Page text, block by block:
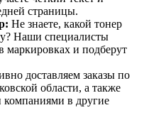
страницы.
Не знаете, какой тонер
Наши специалисты
маркировках и подберут
доставляем заказы по
области, а также
компаниями в другие